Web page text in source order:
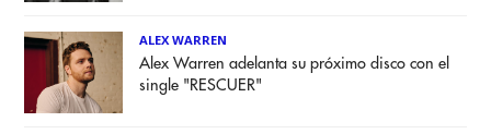
ALEX WARREN
Alex Warren adelanta su próximo disco con el
single "RESCUER"